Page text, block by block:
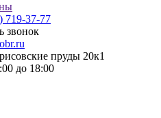
719-37-77
звонок
пруды 20к1
до 18:00